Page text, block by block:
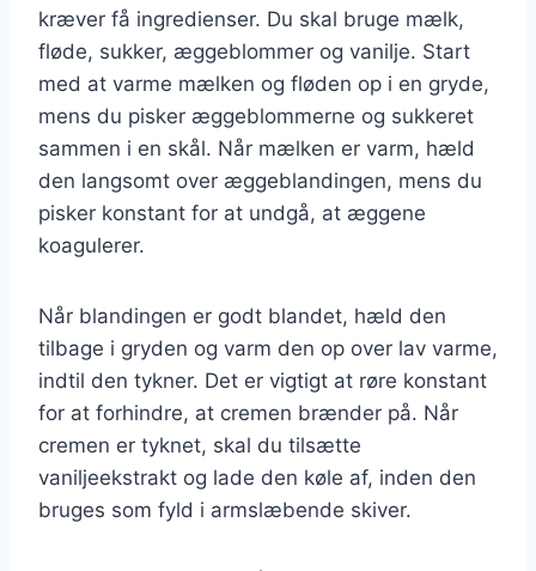
kræver få ingredienser. Du skal bruge mælk,
fløde, sukker, æggeblommer og vanilje. Start
med at varme mælken og fløden op i en gryde,
mens du pisker æggeblommerne og sukkeret
sammen i en skål. Når mælken er varm, hæld
den langsomt over æggeblandingen, mens du
pisker konstant for at undgå, at æggene
koagulerer.
Når blandingen er godt blandet, hæld den
tilbage i gryden og varm den op over lav varme,
indtil den tykner. Det er vigtigt at røre konstant
for at forhindre, at cremen brænder på. Når
cremen er tyknet, skal du tilsætte
vaniljeekstrakt og lade den køle af, inden den
bruges som fyld i armslæbende skiver.